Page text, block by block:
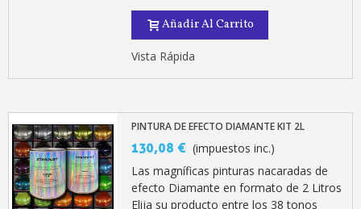
Suscríbete al
Obtenga su presupuesto
Gana puntos de
Devuelve los
Añadir Al Carrito
Vista Rápida
PINTURA DE EFECTO DIAMANTE KIT 2L
130,08 € (impuestos inc.)
Las magníficas pinturas nacaradas de
efecto Diamante en formato de 2 Litros
Elija su producto entre los 38 tonos